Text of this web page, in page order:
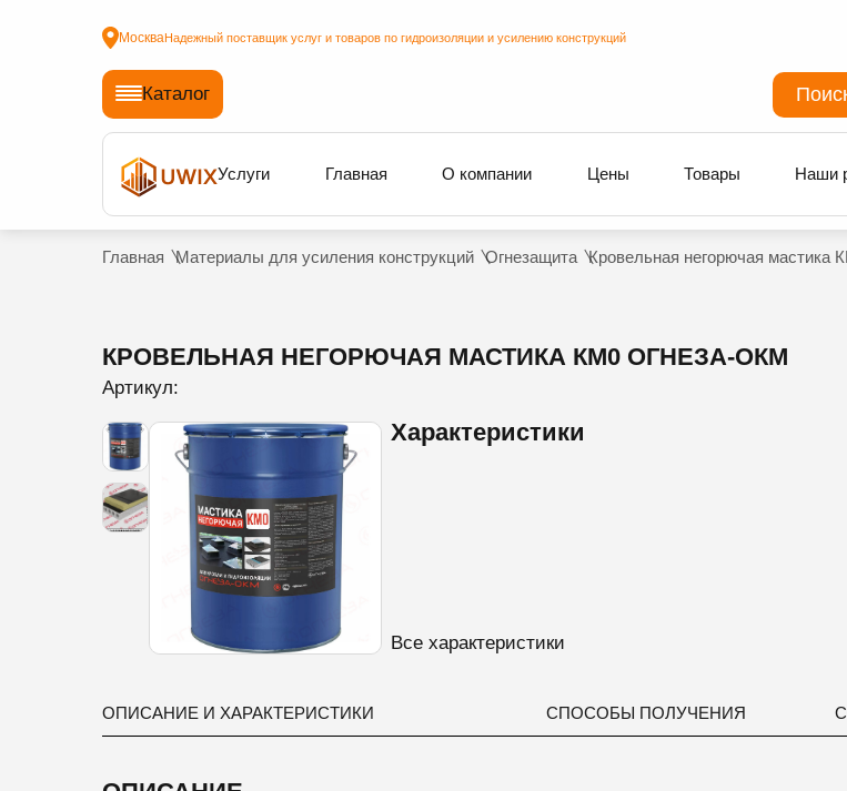
МоскваНадежный поставщик услуг и товаров по гидроизоляции и усилению конструкций
Каталог
Услуги Главная О компании Цены Товары Наши
Главная Материалы для усиления конструкций Огнезащита Кровельная негорючая
КРОВЕЛЬНАЯ НЕГОРЮЧАЯ МАСТИКА КМ0 ОГНЕЗА-ОКМ
Артикул:
Характеристики
Все характеристики
ОПИСАНИЕ И ХАРАКТЕРИСТИКИ СПОСОБЫ ПОЛУЧЕНИЯ